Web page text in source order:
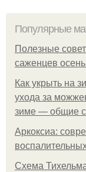
Популярные
Полезные
саженцев
Как укрыть на
ухода за
зиме — общие
Аркоксиа:
Схема